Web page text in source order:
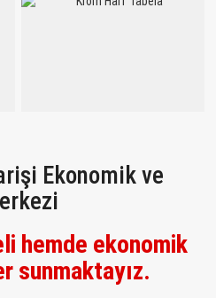
Ekonomik ve
hemde ekonomik
sunmaktayız.